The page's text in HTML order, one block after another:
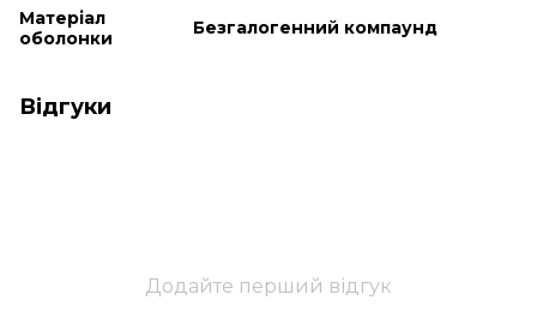
Матеріал
оболонки
Безгалогенний компаунд
Відгуки
Додайте перший відгук